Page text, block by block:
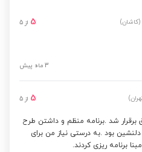
(کاشان) 5 از 5
3 ماه پیش
5 از 5
شد .برنامه منظم و داشتن طرح
بود .به درستی نیاز من برای
برنامه ریزی کردند.